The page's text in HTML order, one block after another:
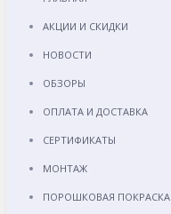
АКЦИИ И СКИДКИ
НОВОСТИ
ОБЗОРЫ
ОПЛАТА И ДОСТАВКА
СЕРТИФИКАТЫ
МОНТАЖ
ПОРОШКОВАЯ ПОКРАСКА